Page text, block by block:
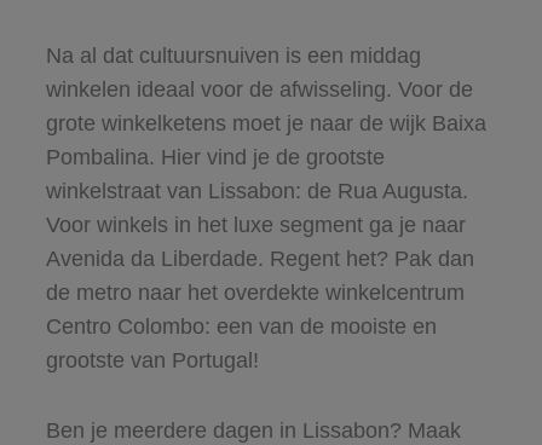
Na al dat cultuursnuiven is een middag
winkelen ideaal voor de afwisseling. Voor de
grote winkelketens moet je naar de wijk Baixa
Pombalina. Hier vind je de grootste
winkelstraat van Lissabon: de Rua Augusta.
Voor winkels in het luxe segment ga je naar
Avenida da Liberdade. Regent het? Pak dan
de metro naar het overdekte winkelcentrum
Centro Colombo: een van de mooiste en
grootste van Portugal!
Ben je meerdere dagen in Lissabon? Maak